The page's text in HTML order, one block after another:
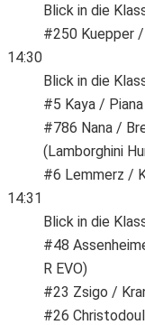
Blick in die
#250 Kuepper
14:30
Blick in die
#5 Kaya /
#786 Nana /
(Lamborghini
#6 Lemmerz /
14:31
Blick in die
#48
R EVO)
#23 Zsigo /
#26